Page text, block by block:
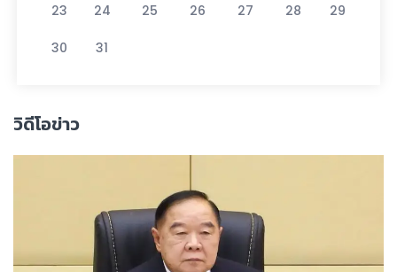
23 24 25 26 27 28 29
30 31
วิดีโอข่าว